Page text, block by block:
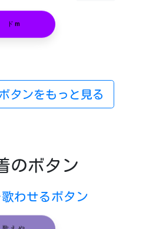
ドm
タンをもっと見る
のボタン
わせるボタン
歌えや